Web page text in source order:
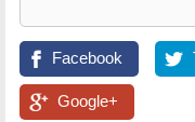
Facebook
Google+